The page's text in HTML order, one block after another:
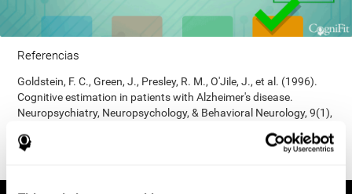
Referencias
Goldstein, F. C., Green, J., Presley, R. M., O'Jile, J., et al. (1996).
Cognitive estimation in patients with Alzheimer's disease.
Neuropsychiatry, Neuropsychology, & Behavioral Neurology, 9(1),